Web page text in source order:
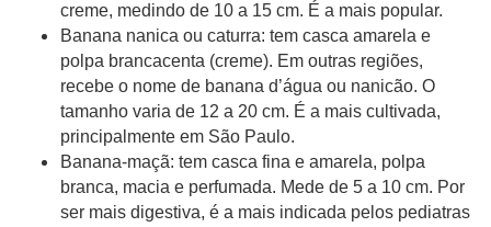
creme, medindo de 10 a 15 cm. É a mais popular.
Banana nanica ou caturra: tem casca amarela e
polpa brancacenta (creme). Em outras regiões,
recebe o nome de banana d’água ou nanicão. O
tamanho varia de 12 a 20 cm. É a mais cultivada,
principalmente em São Paulo.
Banana-maçã: tem casca fina e amarela, polpa
branca, macia e perfumada. Mede de 5 a 10 cm. Por
ser mais digestiva, é a mais indicada pelos pediatras